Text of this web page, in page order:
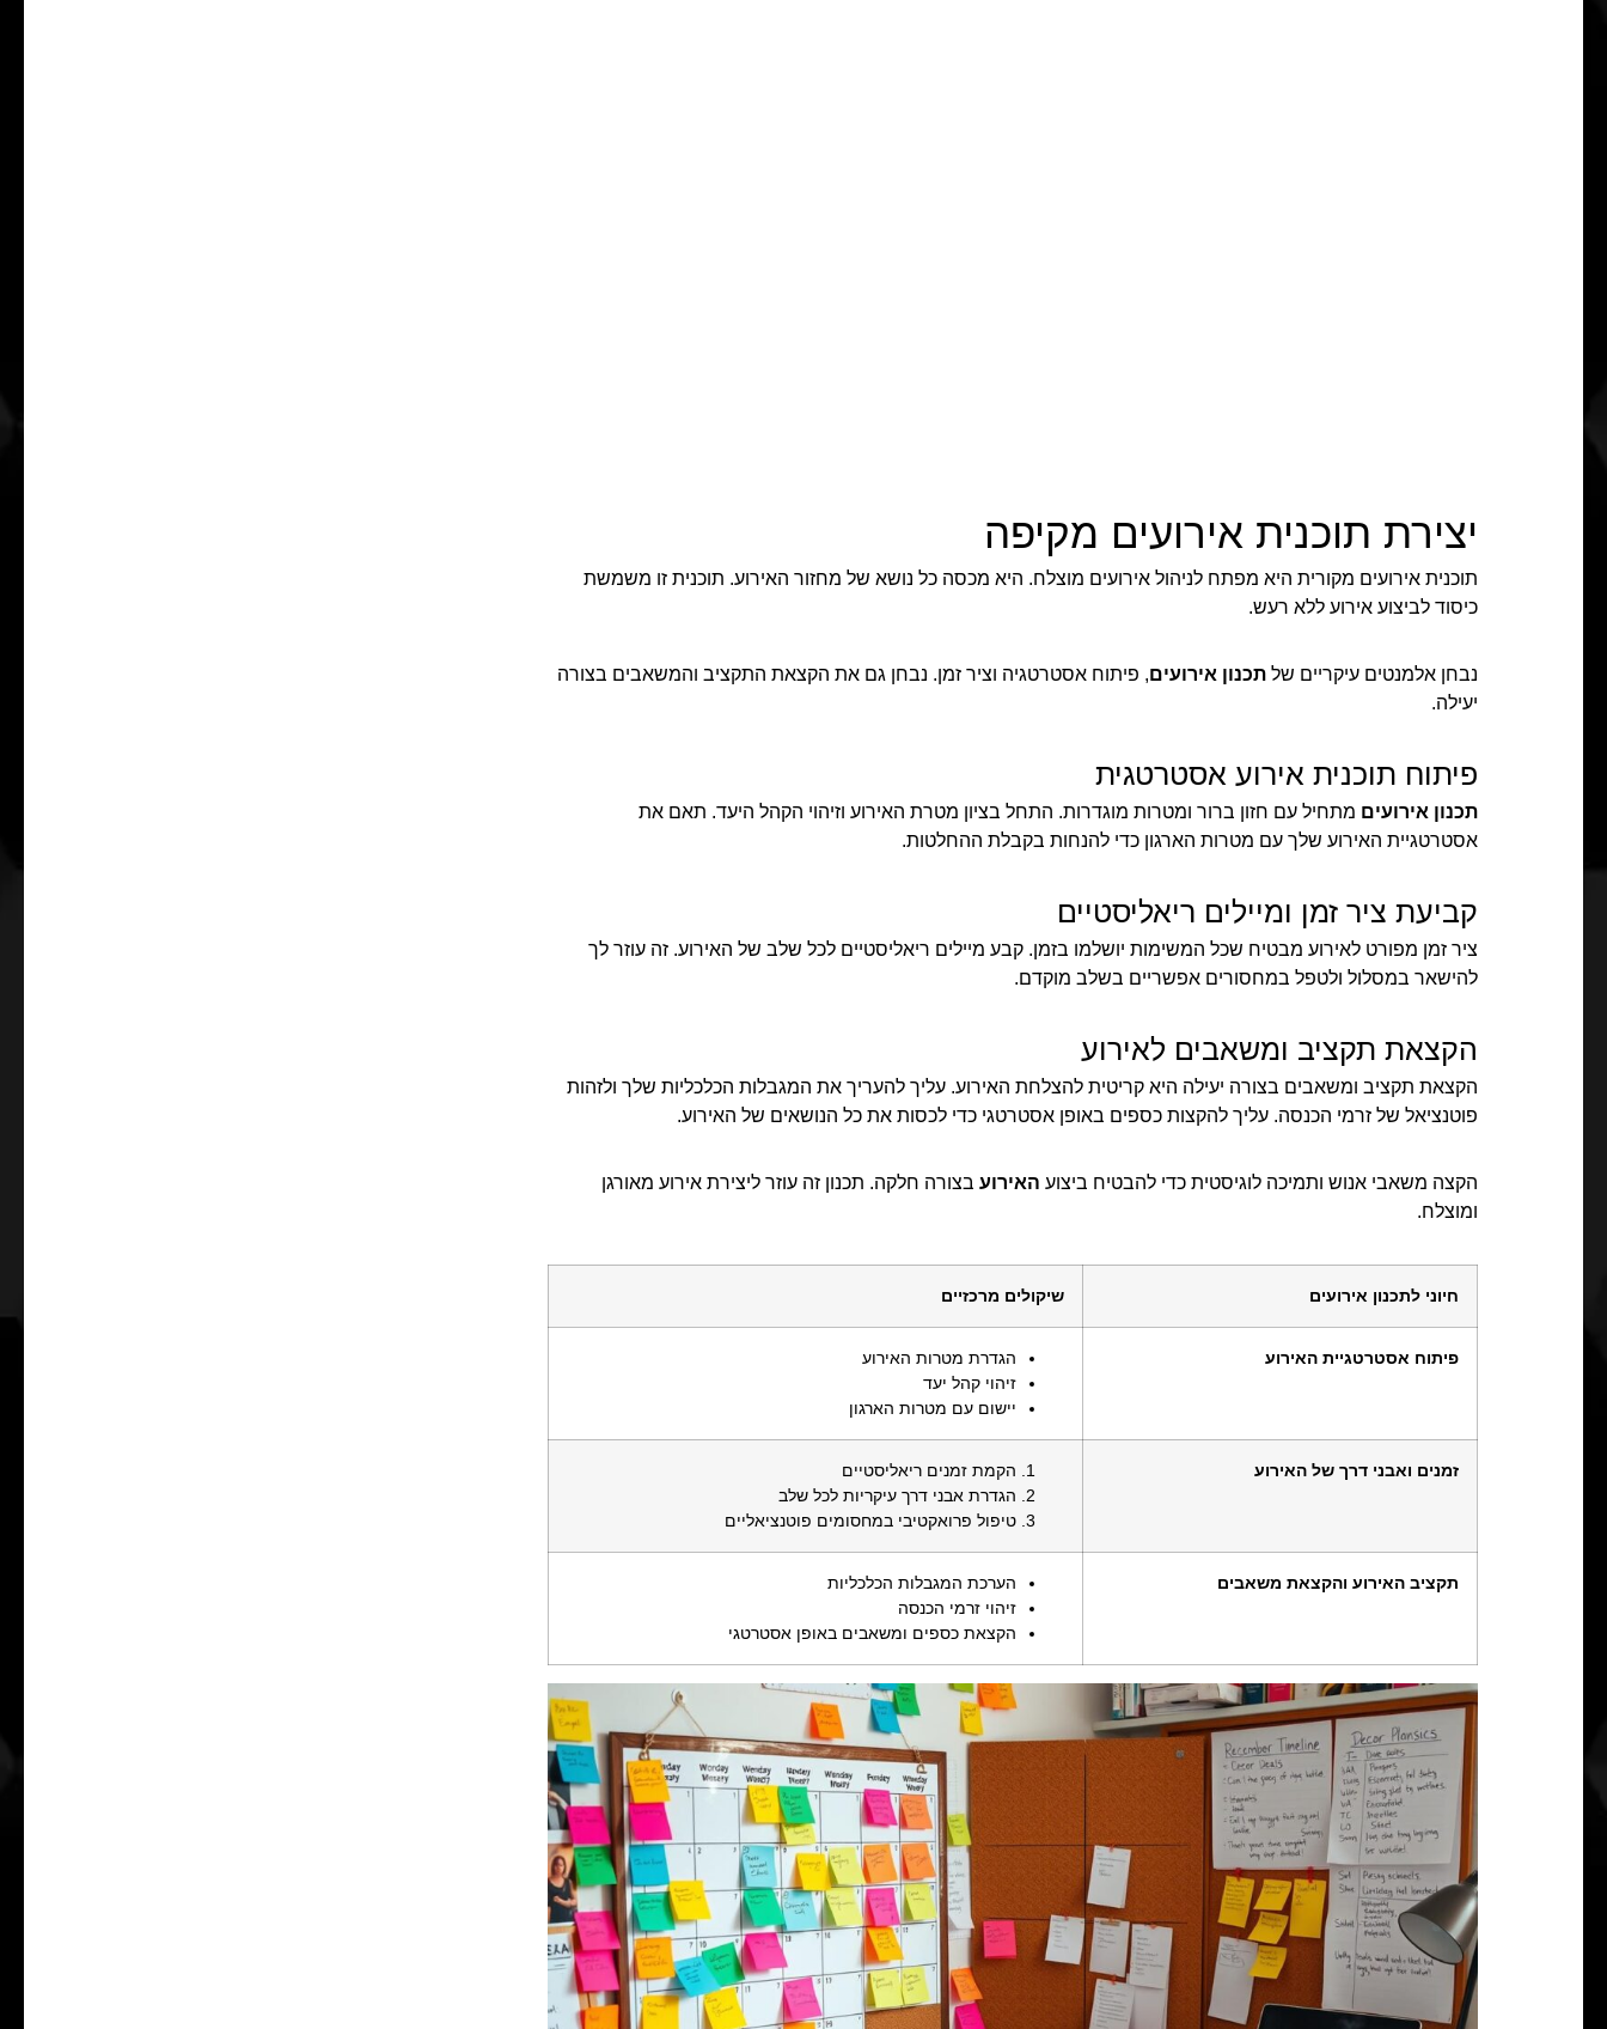
יצירת תוכנית אירועים מקיפה
תוכנית אירועים מקורית היא מפתח לניהול אירועים מוצלח. היא מכסה כל נושא של מחזור האירוע. תוכנית זו משמשת
כיסוד לביצוע אירוע ללא רעש.
נבחן אלמנטים עיקריים של תכנון אירועים, פיתוח אסטרטגיה וציר זמן. נבחן גם את הקצאת התקציב והמשאבים בצורה
יעילה.
פיתוח תוכנית אירוע אסטרטגית
תכנון אירועים מתחיל עם חזון ברור ומטרות מוגדרות. התחל בציון מטרת האירוע וזיהוי הקהל היעד. תאם את
אסטרטגיית האירוע שלך עם מטרות הארגון כדי להנחות בקבלת ההחלטות.
קביעת ציר זמן ומיילים ריאליסטיים
ציר זמן מפורט לאירוע מבטיח שכל המשימות יושלמו בזמן. קבע מיילים ריאליסטיים לכל שלב של האירוע. זה עוזר לך
להישאר במסלול ולטפל במחסורים אפשריים בשלב מוקדם.
הקצאת תקציב ומשאבים לאירוע
הקצאת תקציב ומשאבים בצורה יעילה היא קריטית להצלחת האירוע. עליך להעריך את המגבלות הכלכליות שלך ולזהות
פוטנציאל של זרמי הכנסה. עליך להקצות כספים באופן אסטרטגי כדי לכסות את כל הנושאים של האירוע.
הקצה משאבי אנוש ותמיכה לוגיסטית כדי להבטיח ביצוע האירוע בצורה חלקה. תכנון זה עוזר ליצירת אירוע מאורגן
ומוצלח.
חיוני לתכנון אירועים שיקולים מרכזיים
פיתוח אסטרטגיית האירוע
הגדרת מטרות האירוע
זיהוי קהל יעד
יישום עם מטרות הארגון
זמנים ואבני דרך של האירוע
הקמת זמנים ריאליסטיים
הגדרת אבני דרך עיקריות לכל שלב
טיפול פרואקטיבי במחסומים פוטנציאליים
תקציב האירוע והקצאת משאבים
הערכת המגבלות הכלכליות
זיהוי זרמי הכנסה
הקצאת כספים ומשאבים באופן אסטרטגי